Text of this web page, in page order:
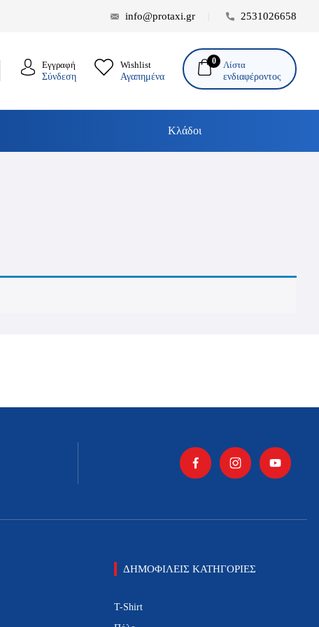
info@protaxi.gr 2531026658
Εγγραφή
Σύνδεση
Wishlist
Αγαπημένα
0
Λίστα
ενδιαφέροντος
Κλάδοι
ΔΗΜΟΦΙΛΕΙΣ ΚΑΤΗΓΟΡΙΕΣ
T-Shirt